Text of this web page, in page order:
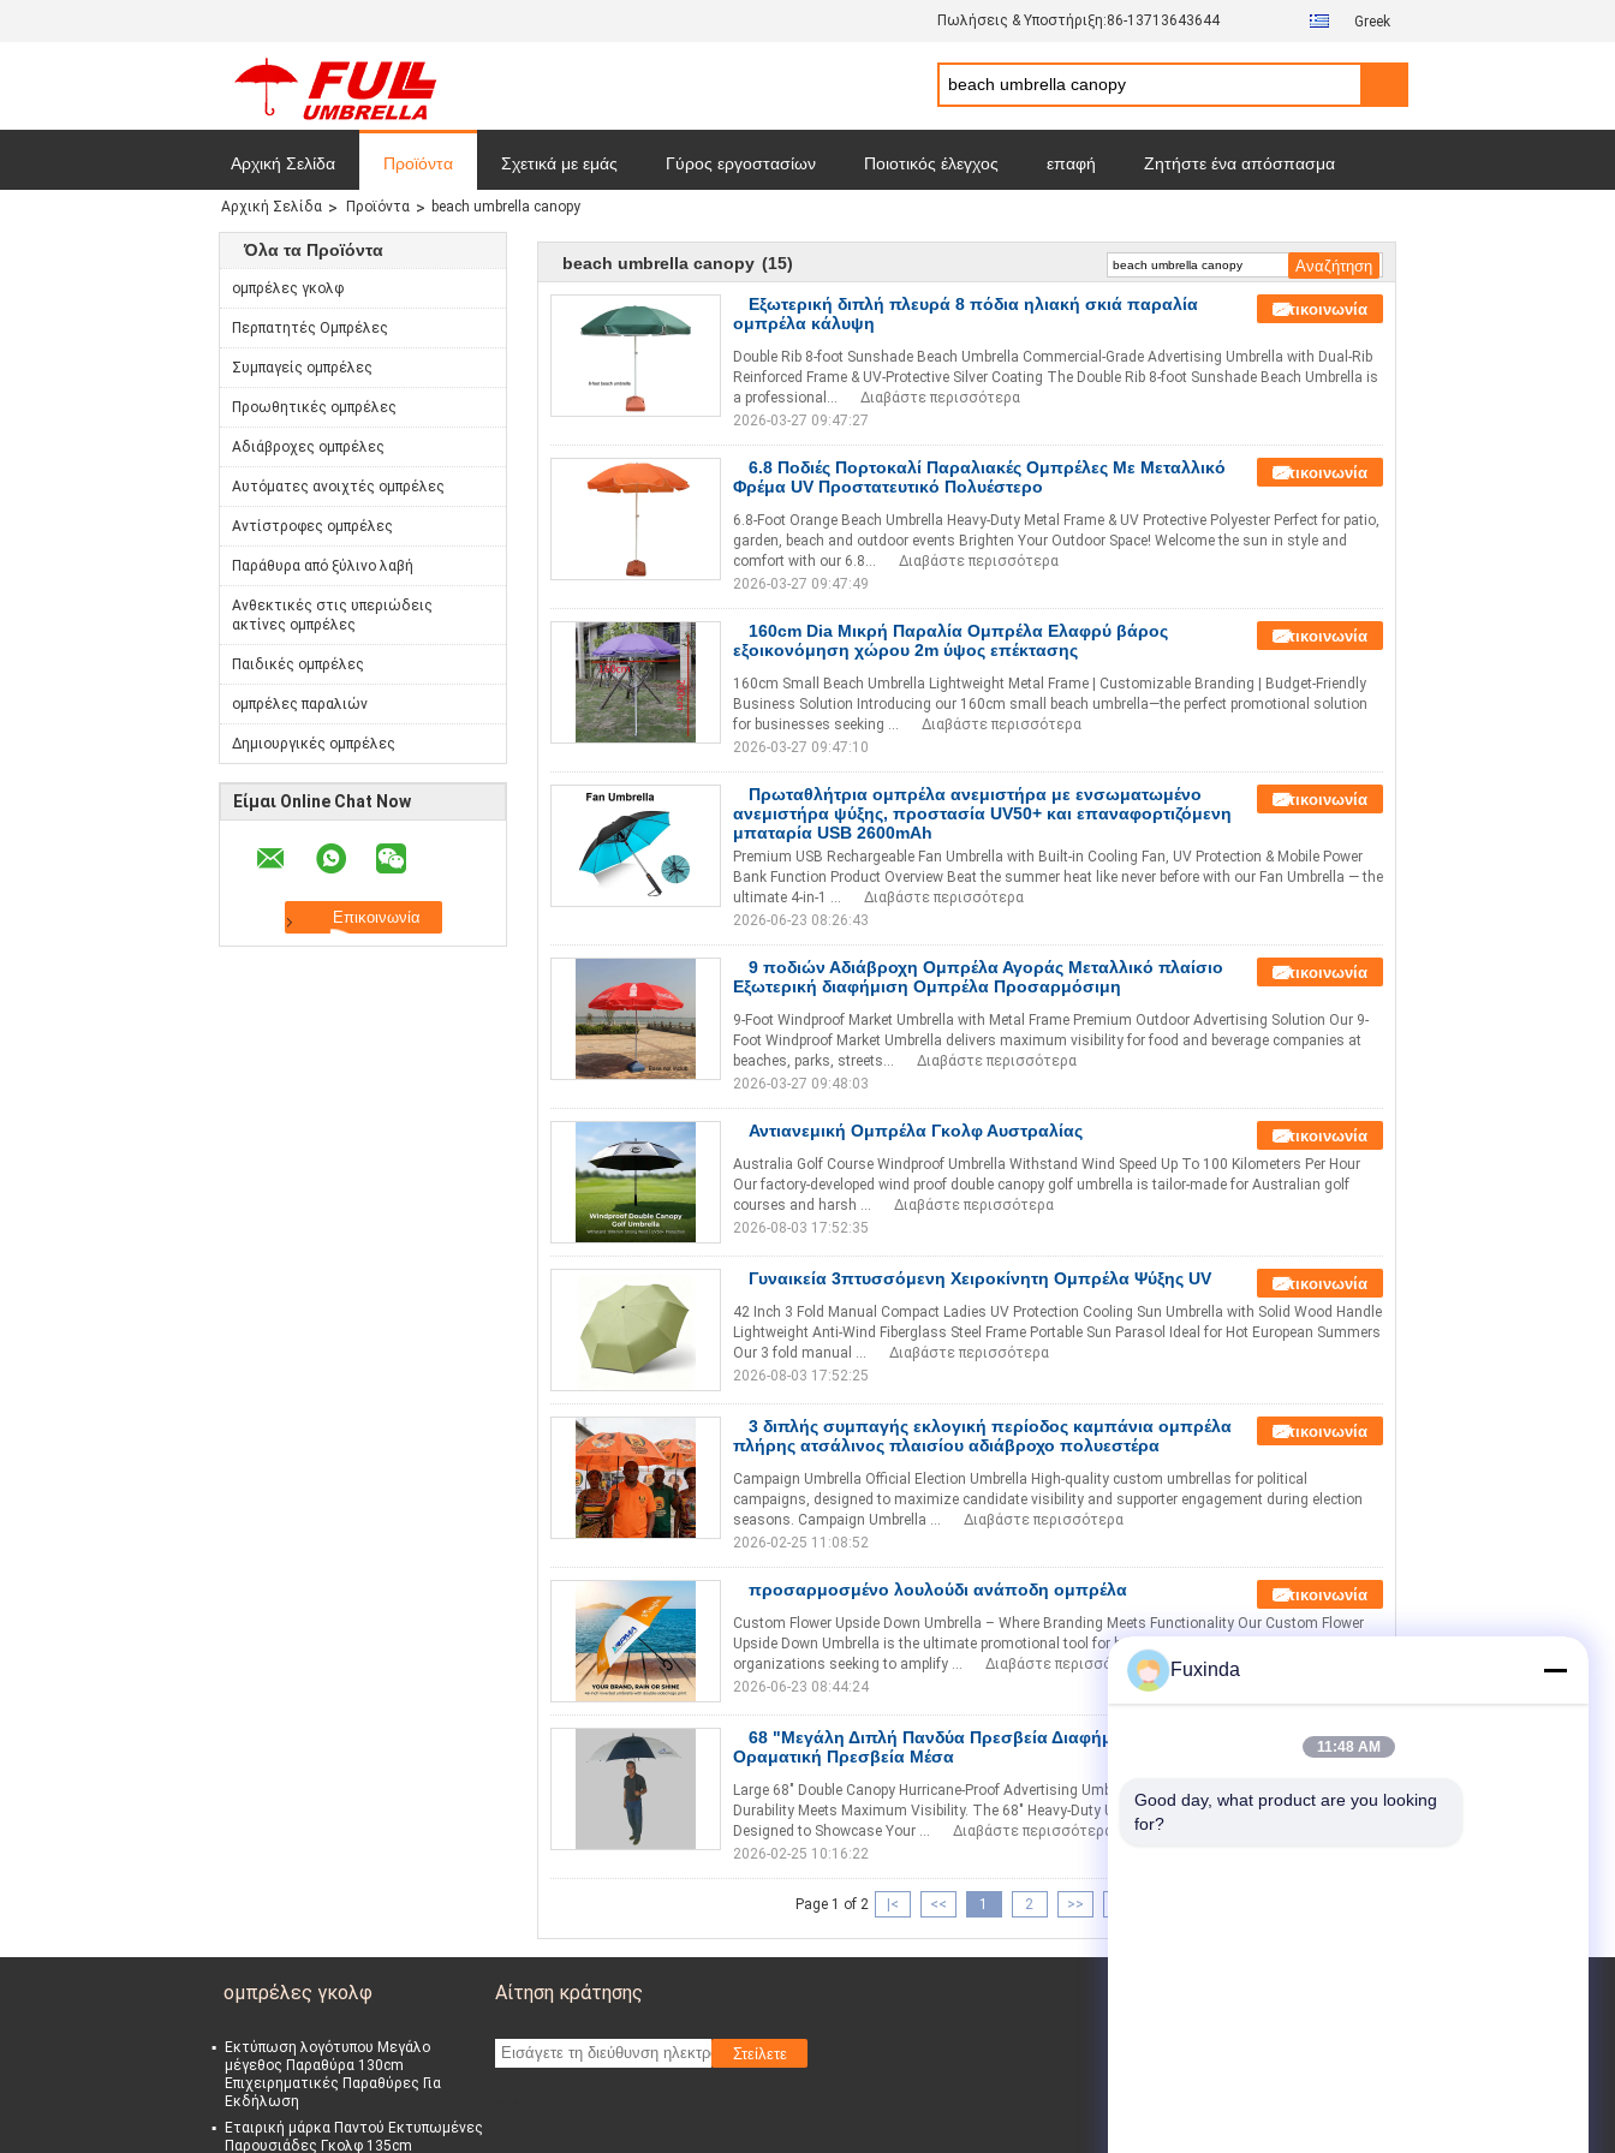
Πωλήσεις & Υποστήριξη:86-13713643644 Greek
Αρχική Σελίδα Προϊόντα Σχετικά με εμάς Γύρος εργοστασίων Ποιοτικός έλεγχος επαφή Ζητήστε ένα απόσπασμα
Νέα
Αρχική Σελίδα Προϊόντα beach umbrella canopy
Όλα τα Προϊόντα
ομπρέλες γκολφ
Περπατητές Ομπρέλες
Συμπαγείς ομπρέλες
Προωθητικές ομπρέλες
Αδιάβροχες ομπρέλες
Αυτόματες ανοιχτές ομπρέλες
Αντίστροφες ομπρέλες
Παράθυρα από ξύλινο λαβή
Ανθεκτικές στις υπεριώδεις
ακτίνες ομπρέλες
Παιδικές ομπρέλες
ομπρέλες παραλιών
Δημιουργικές ομπρέλες
Είμαι Online Chat Now
beach umbrella canopy (15)
Εξωτερική διπλή πλευρά 8 πόδια ηλιακή σκιά παραλία
ομπρέλα κάλυψη
Επικοινωνία
Double Rib 8-foot Sunshade Beach Umbrella Commercial-Grade Advertising Umbrella with Dual-Rib
Reinforced Frame & UV-Protective Silver Coating The Double Rib 8-foot Sunshade Beach Umbrella is
a professional...
Διαβάστε περισσότερα
2026-03-27 09:47:27
6.8 Ποδιές Πορτοκαλί Παραλιακές Ομπρέλες Με Μεταλλικό
Φρέμα UV Προστατευτικό Πολυέστερο
Επικοινωνία
6.8-Foot Orange Beach Umbrella Heavy-Duty Metal Frame & UV Protective Polyester Perfect for patio,
garden, beach and outdoor events Brighten Your Outdoor Space! Welcome the sun in style and
comfort with our 6.8...
Διαβάστε περισσότερα
2026-03-27 09:47:49
160cm Dia Μικρή Παραλία Ομπρέλα Ελαφρύ βάρος
εξοικονόμηση χώρου 2m ύψος επέκτασης
Επικοινωνία
160cm Small Beach Umbrella Lightweight Metal Frame | Customizable Branding | Budget-Friendly
Business Solution Introducing our 160cm small beach umbrella—the perfect promotional solution
for businesses seeking ...
Διαβάστε περισσότερα
2026-03-27 09:47:10
Πρωταθλήτρια ομπρέλα ανεμιστήρα με ενσωματωμένο
ανεμιστήρα ψύξης, προστασία UV50+ και επαναφορτιζόμενη
μπαταρία USB 2600mAh
Επικοινωνία
Premium USB Rechargeable Fan Umbrella with Built-in Cooling Fan, UV Protection & Mobile Power
Bank Function Product Overview Beat the summer heat like never before with our Fan Umbrella — the
ultimate 4-in-1 ...
Διαβάστε περισσότερα
2026-06-23 08:26:43
9 ποδιών Αδιάβροχη Ομπρέλα Αγοράς Μεταλλικό πλαίσιο
Εξωτερική διαφήμιση Ομπρέλα Προσαρμόσιμη
Επικοινωνία
9-Foot Windproof Market Umbrella with Metal Frame Premium Outdoor Advertising Solution Our 9-
Foot Windproof Market Umbrella delivers maximum visibility for food and beverage companies at
beaches, parks, streets...
Διαβάστε περισσότερα
2026-03-27 09:48:03
Αντιανεμική Ομπρέλα Γκολφ Αυστραλίας Επικοινωνία
Australia Golf Course Windproof Umbrella Withstand Wind Speed Up To 100 Kilometers Per Hour
Our factory-developed wind proof double canopy golf umbrella is tailor-made for Australian golf
courses and harsh ...
Διαβάστε περισσότερα
2026-08-03 17:52:35
Γυναικεία 3πτυσσόμενη Χειροκίνητη Ομπρέλα Ψύξης UV Επικοινωνία
42 Inch 3 Fold Manual Compact Ladies UV Protection Cooling Sun Umbrella with Solid Wood Handle
Lightweight Anti-Wind Fiberglass Steel Frame Portable Sun Parasol Ideal for Hot European Summers
Our 3 fold manual ...
Διαβάστε περισσότερα
2026-08-03 17:52:25
3 διπλής συμπαγής εκλογική περίοδος καμπάνια ομπρέλα
πλήρης ατσάλινος πλαισίου αδιάβροχο πολυεστέρα
Επικοινωνία
Campaign Umbrella Official Election Umbrella High-quality custom umbrellas for political
campaigns, designed to maximize candidate visibility and supporter engagement during election
seasons. Campaign Umbrella ...
Διαβάστε περισσότερα
2026-02-25 11:08:52
προσαρμοσμένο λουλούδι ανάποδη ομπρέλα Επικοινωνία
Custom Flower Upside Down Umbrella – Where Branding Meets Functionality Our Custom Flower
Upside Down Umbrella is the ultimate promotional tool for businesses, nonprofits, and
organizations seeking to amplify ...
Διαβάστε περισσότερα
2026-06-23 08:44:24
68 "Μεγάλη Διπλή Πανδύα Πρεσβεία Διαφήμιση
Οραματική Πρεσβεία Μέσα
Επικοινωνία
Large 68" Double Canopy Hurricane-Proof Advertising Umbrella Mesh Inside Where Unshakeable
Durability Meets Maximum Visibility. The 68" Heavy-Duty Umbrella Built to Withstand the Wind,
Designed to Showcase Your ...
Διαβάστε περισσότερα
2026-02-25 10:16:22
Page 1 of 2 |< << 1 2 >>
ομπρέλες γκολφ
Εκτύπωση λογότυπου Μεγάλο
μέγεθος Παραθύρα 130cm
Επιχειρηματικές Παραθύρες Για
Εκδήλωση
Εταιρική μάρκα Παντού Εκτυπωμένες
Παρουσιάδες Γκολφ 135cm
Αίτηση κράτησης
Στείλετε
Fuxinda
11:48 AM
Good day, what product are you looking
for?